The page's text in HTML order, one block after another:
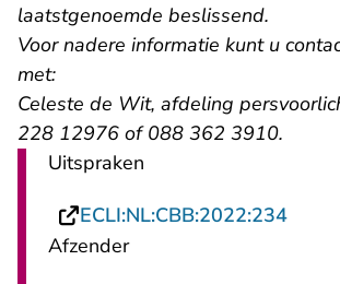
laatstgenoemde beslissend.
Voor nadere informatie kunt u
met:
Celeste de Wit, afdeling
228 12976 of 088 362 3910.
Uitspraken
ECLI:NL:CBB:2022:234- U
Afzender